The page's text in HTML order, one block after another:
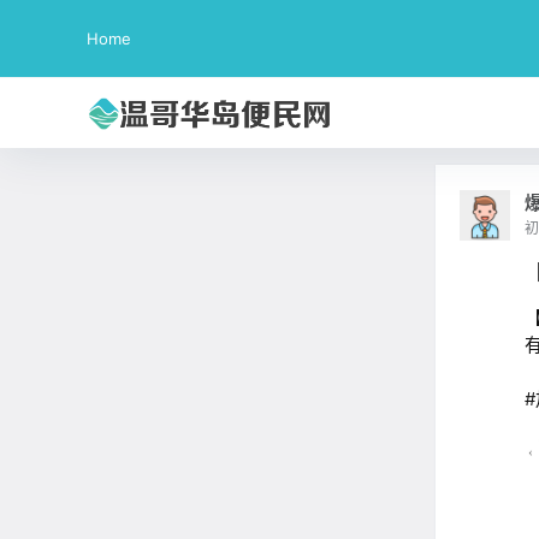
Home
#